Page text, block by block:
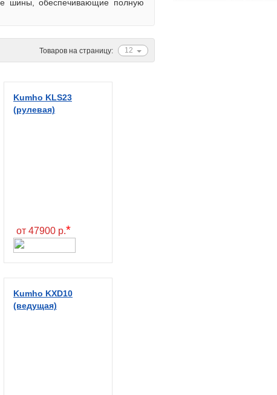
шины, обеспечивающие полную
12
Товаров на страницу:
Kumho KLS23
(рулевая)
от 47900 р.*
Kumho KXD10
(ведущая)